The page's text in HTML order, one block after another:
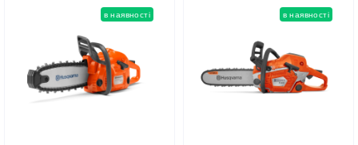
в наявності в наявності